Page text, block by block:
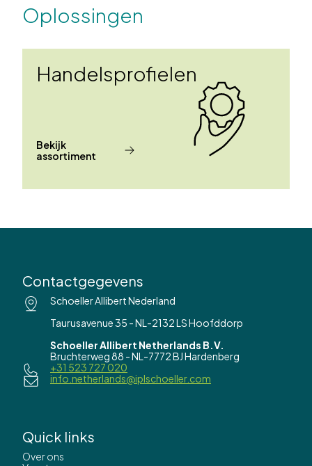
Oplossingen
Handelsprofielen
Bekijk
assortiment
Contactgegevens
Schoeller Allibert Nederland
Taurusavenue 35 - NL-2132 LS Hoofddorp
Schoeller Allibert Netherlands B.V.
Bruchterweg 88 - NL-7772 BJ Hardenberg
+31 523 727 020
info.netherlands@iplschoeller.com
Quick links
Over ons